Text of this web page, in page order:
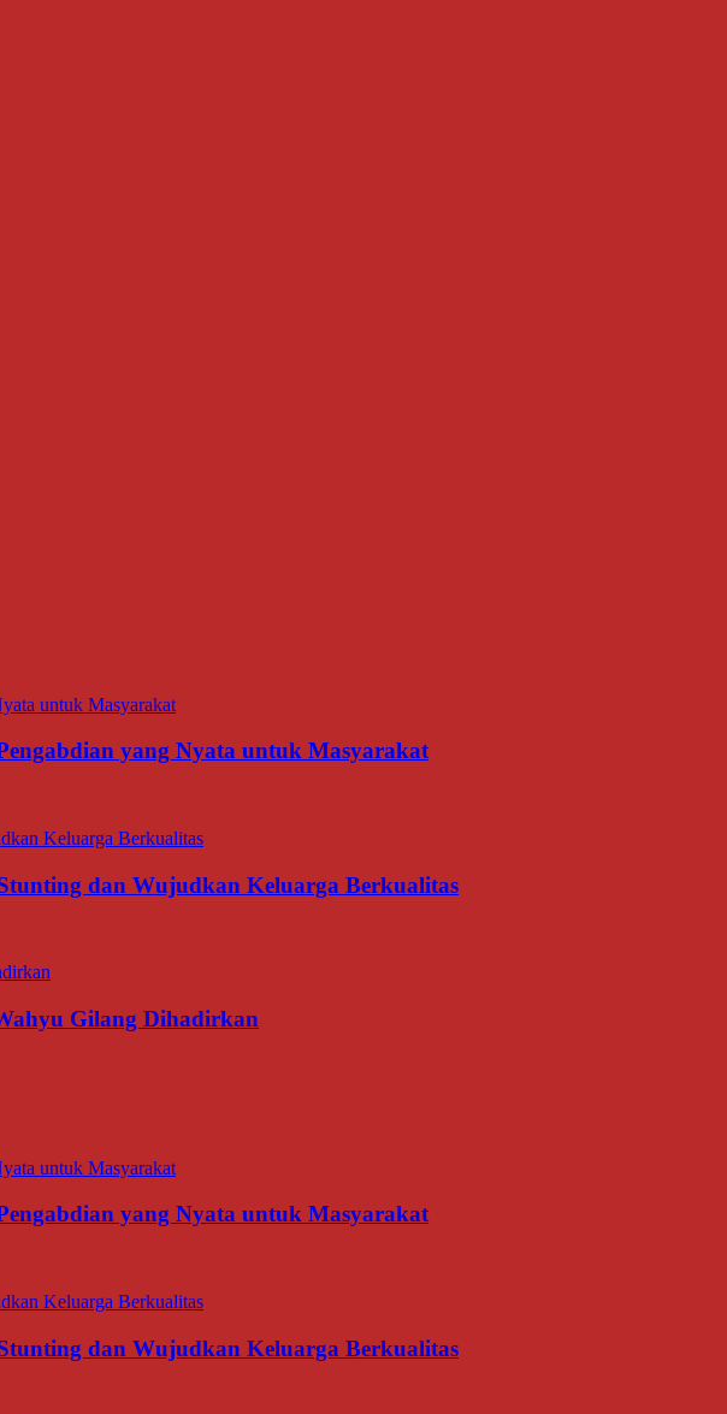
yang Nyata untuk Masyarakat
dan Wujudkan Keluarga Berkualitas
Gilang Dihadirkan
yang Nyata untuk Masyarakat
dan Wujudkan Keluarga Berkualitas